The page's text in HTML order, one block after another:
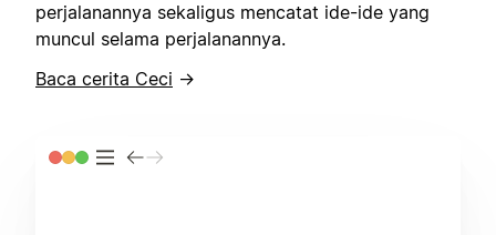
perjalanannya sekaligus mencatat ide-ide yang
muncul selama perjalanannya.
Baca cerita Ceci →